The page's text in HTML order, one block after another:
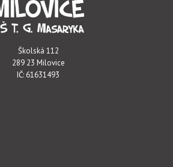
Školská 112
289 23 Milovice
IČ: 61631493